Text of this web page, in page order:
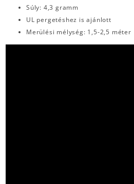
Súly: 4,3 gramm
UL pergetéshez is ajánlott
Merülési mélység: 1,5-2,5 méter